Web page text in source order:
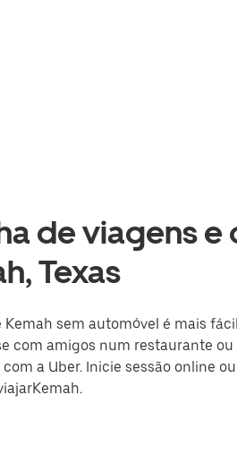
de viagens
Texas
Kemah sem automóvel é mais
com amigos num restaurante
a Uber. Inicie sessão online